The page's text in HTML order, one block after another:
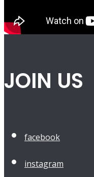
JOIN US
facebook
instagram